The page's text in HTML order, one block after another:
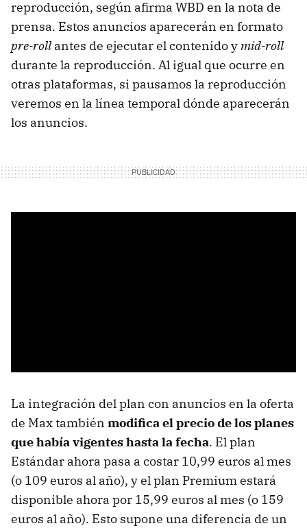
reproducción, según afirma WBD en la nota de
prensa. Estos anuncios aparecerán en formato
pre-rollantes de ejecutar el contenido ymid-roll
durante la reproducción. Al igual que ocurre en
otras plataformas, si pausamos la reproducción
veremos en la línea temporal dónde aparecerán
los anuncios.
La integración del plan con anuncios en la oferta
de Max también modifica el precio de los planes
que había vigentes hasta la fecha. El plan
Estándar ahora pasa a costar 10,99 euros al mes
(o 109 euros al año), y el plan Premium estará
disponible ahora por 15,99 euros al mes (o 159
euros al año). Esto supone una diferencia de un